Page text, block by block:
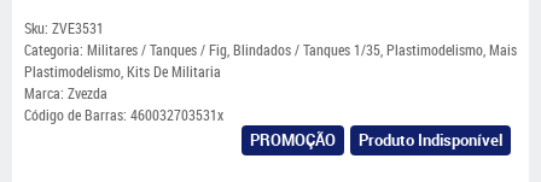
Sku: ZVE3531
Categoria: Militares / Tanques / Fig,Blindados / Tanques 1/35,Plastimodelismo,Mais
Plastimodelismo,Kits De Militaria
Marca: Zvezda
Código de Barras: 460032703531x
PROMOÇÃO Produto Indisponível